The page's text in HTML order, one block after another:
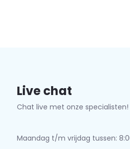
Live chat
Chat live met onze specialisten!
Maandag t/m vrijdag tussen: